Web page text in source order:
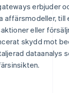
erbjuder
affärsmodeller, till
eller
skydd mot
dataanalys